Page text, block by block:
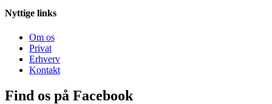
Nyttige links
Om os
Privat
Erhverv
Kontakt
Find os på Facebook